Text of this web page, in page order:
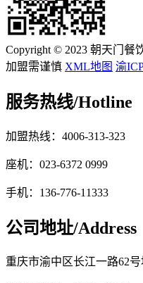
Copyright © 2023 朝天门餐
加盟需谨慎 XML地图 渝
服务热线/Hotline
加盟热线：4006-313-323
座机：023-6372 0999
手机：136-776-11333
公司地址/Address
重庆市渝中区长江一路62